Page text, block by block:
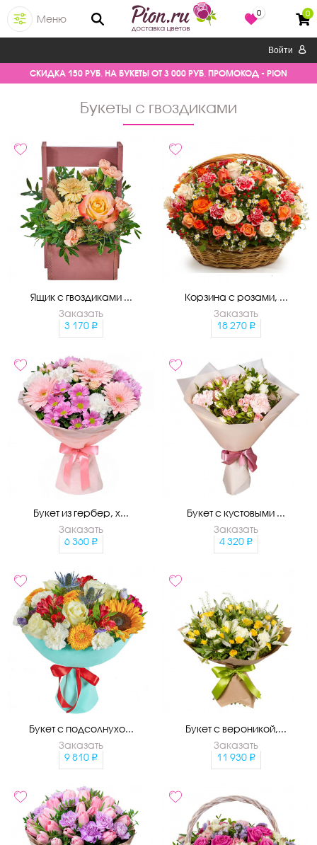
Меню
0 0
Войти
СКИДКА 150 РУБ. НА БУКЕТЫ ОТ 3 000 РУБ. ПРОМОКОД - PION
букеты с гвоздиками
Ящик с гвоздиками ...
Заказать
3 170
Корзина с розами, ...
Заказать
18 270
Букет из гербер, х...
Заказать
6 360
Букет с кустовыми ...
Заказать
4 320
Букет с подсолнухо...
Заказать
9 810
Букет с вероникой,...
Заказать
11 930